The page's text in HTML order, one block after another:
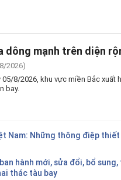
dông mạnh trên diện
2026)
05/8/2026, khu vực miền Bắc
bay.
Nam: Những thông điệp
hành mới, sửa đổi, bổ sung,
thác tàu bay